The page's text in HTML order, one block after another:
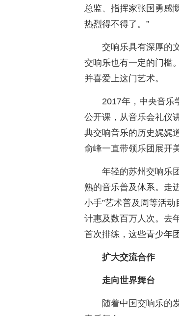
总监、指挥家张国勇感
热烈得不得了。”
交响乐具有深厚的
交响乐也有一定的门槛
并喜爱上这门艺术。
2017年，中央音乐
公开课，从音乐会礼仪
典交响音乐的历史娓娓
俞峰一直带领乐团展开
年轻的苏州交响乐
熟的音乐普及体系。走
小手”艺术普及周等活
计惠及数百万人次。去
首次排练，这些青少年
扩大交流合作
走向世界舞台
随着中国交响乐的